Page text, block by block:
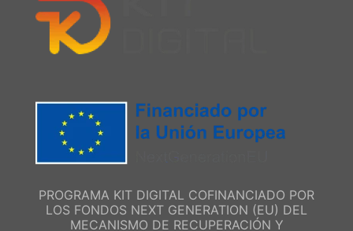
PROGRAMA KIT DIGITAL COFINANCIADO POR
LOS FONDOS NEXT GENERATION (EU) DEL
MECANISMO DE RECUPERACIÓN Y